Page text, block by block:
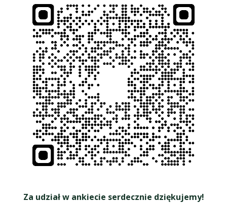
Za udział w ankiecie serdecznie dziękujemy!